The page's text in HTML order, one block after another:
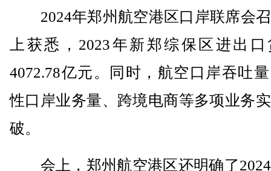
2024年郑州航空港区口岸联席会
上获悉，2023年新郑综保区进出
4072.78亿元。同时，航空口岸吞吐
性口岸业务量、跨境电商等多项业务
破。
会上，郑州航空港区还明确了